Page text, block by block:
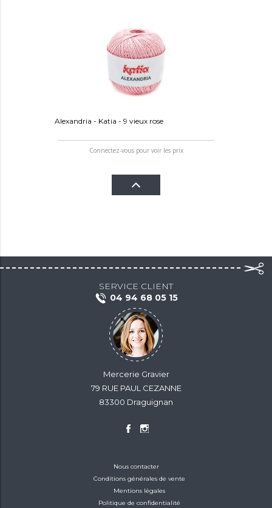
Alexandria - Katia - 9 vieux rose
Connectez-vous pour voir les prix
SERVICE CLIENT
04 94 68 05 15
Mercerie Gravier
79 RUE PAUL CEZANNE
83300 Draguignan
Nous contacter
Conditions générales de vente
Mentions légales
Politique de confidentialité